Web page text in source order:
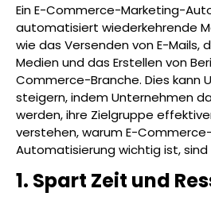
Ein E-Commerce-Marketing-
automatisiert wiederkehrende
wie das Versenden von E-Mails,
Medien und das Erstellen von
Commerce-Branche. Dies kann
steigern, indem Unternehmen
werden, ihre Zielgruppe
verstehen, warum E-
Automatisierung wichtig ist, sind
1. Spart Zeit und